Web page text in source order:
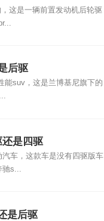
这是一辆前置发动机后轮驱
后驱
能suv，这是兰博基尼旗下的
是四驱
车，这款车是没有四驱版车
驰s...
是后驱